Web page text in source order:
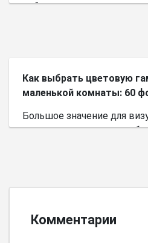
небольшого пространства.
Как выбрать цветовую
маленькой комнаты: 60
Большое значение для
пространства имеет
Комментарии